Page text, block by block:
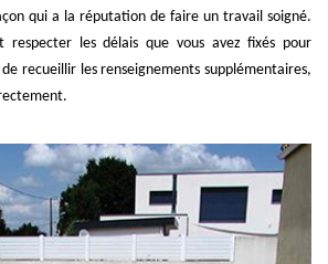
qui a la réputation de faire un travail soigné.
respecter les délais que vous avez fixés pour
recueillir les renseignements supplémentaires,